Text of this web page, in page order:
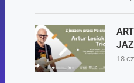
18